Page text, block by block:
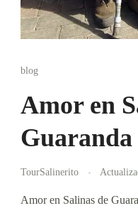
blog
Amor en
Guaranda
TourSalinerito
Amor en Salinas de